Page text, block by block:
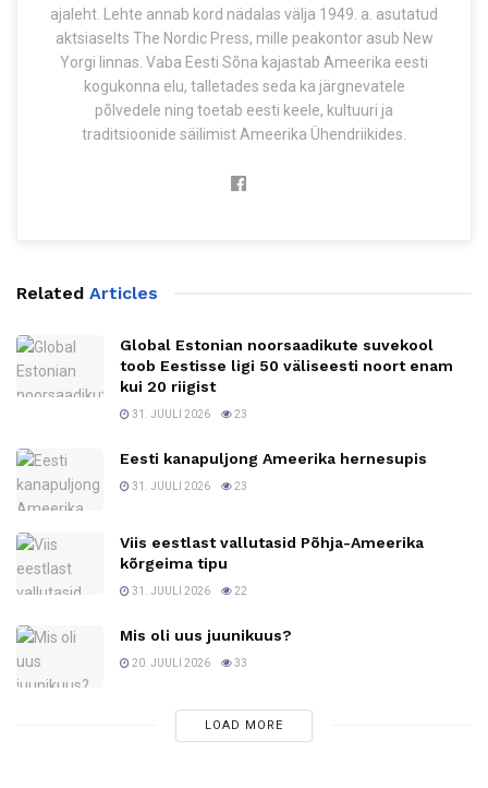
ajaleht. Lehte annab kord nädalas välja 1949. a. asutatud
aktsiaselts The Nordic Press, mille peakontor asub New
Yorgi linnas. Vaba Eesti Sõna kajastab Ameerika eesti
kogukonna elu, talletades seda ka järgnevatele
põlvedele ning toetab eesti keele, kultuuri ja
traditsioonide säilimist Ameerika Ühendriikides.
Related Articles
Global Estonian noorsaadikute suvekool
toob Eestisse ligi 50 väliseesti noort enam
kui 20 riigist
31. JUULI 2026 23
Eesti kanapuljong Ameerika hernesupis
31. JUULI 2026 23
Viis eestlast vallutasid Põhja-Ameerika
kõrgeima tipu
31. JUULI 2026 22
Mis oli uus juunikuus?
20. JUULI 2026 33
LOAD MORE